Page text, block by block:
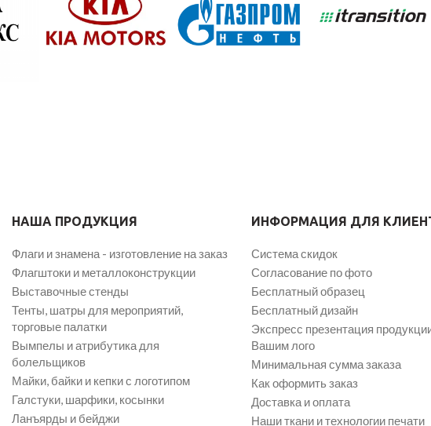
НАША ПРОДУКЦИЯ
Флаги и знамена - изготовление на заказ
Флагштоки и металлоконструкции
Выставочные стенды
Тенты, шатры для мероприятий,
торговые палатки
Вымпелы и атрибутика для
болельщиков
Майки, байки и кепки с логотипом
Галстуки, шарфики, косынки
Ланъярды и бейджи
ИНФОРМАЦИЯ ДЛЯ
Система скидок
Согласование по фото
Бесплатный образец
Бесплатный дизайн
Экспресс презентация
Вашим лого
Минимальная сумма заказа
Как оформить заказ
Доставка и оплата
Наши ткани и технологии печати